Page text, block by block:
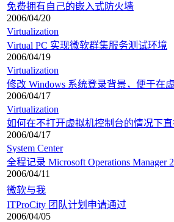
免费拥有自己的嵌入式防火墙
2006/04/20
Virtualization
Virtual PC 实现微软群集服务测试环境
2006/04/19
Virtualization
修改 Windows 系统登录背景，便于在
2006/04/17
Virtualization
如何在不打开虚拟机控制台的情况下
2006/04/17
System Center
全程记录 Microsoft Operations Manager
2006/04/11
微软与我
ITProCity 团队计划申请通过
2006/04/05